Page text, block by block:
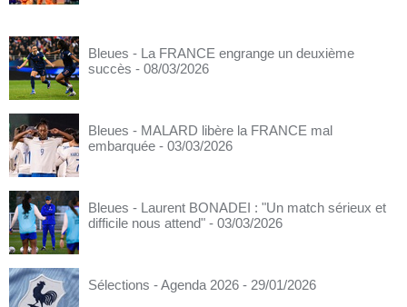
Bleues - La FRANCE engrange un deuxième
succès - 08/03/2026
Bleues - MALARD libère la FRANCE mal
embarquée - 03/03/2026
Bleues - Laurent BONADEI : "Un match sérieux et
difficile nous attend" - 03/03/2026
Sélections - Agenda 2026 - 29/01/2026